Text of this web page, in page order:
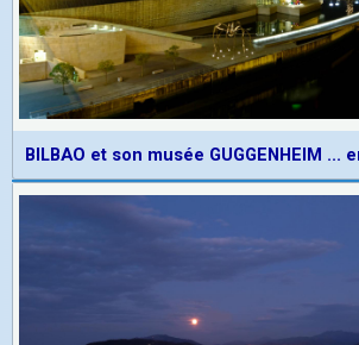
BILBAO et son musée GUGGENHEIM ...